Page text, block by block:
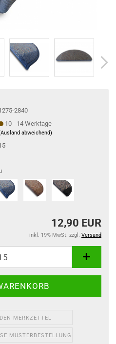
2840
10 - 14 Werktage
abweichend)
12,90 EUR
inkl. 19% MwSt. zzgl. Versand
MERKZETTEL
MUSTERBESTELLUNG